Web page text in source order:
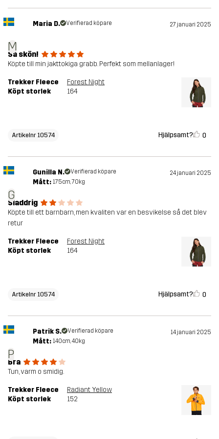
M
Maria D. Verifierad köpare 27 januari 2025
Så skön!
Köpte till min jakttokiga grabb. Perfekt som mellanlager!
Trekker Fleece
Forest Night
Köpt storlek
164
Artikelnr 10574 Hjälpsamt? 0
G
Gunilla N. Verifierad köpare 24 januari 2025
Mått: 175cm, 70kg
Sladdrig
Köpte till ett barnbarn, men kvaliten var en besvikelse så det blev
retur
Trekker Fleece
Forest Night
Köpt storlek
164
Artikelnr 10574 Hjälpsamt? 0
P
Patrik S. Verifierad köpare 14 januari 2025
Mått: 140cm, 40kg
Bra
Tun, varm o smidig.
Trekker Fleece
Radiant Yellow
Köpt storlek
152